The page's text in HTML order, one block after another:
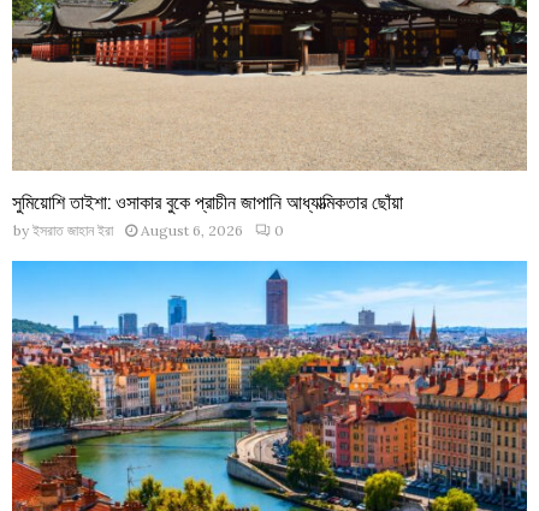
সুমিয়োশি তাইশা: ওসাকার বুকে প্রাচীন জাপানি আধ্যাত্মিকতার ছোঁয়া
by ইসরাত জাহান ইরা August 6, 2026 0